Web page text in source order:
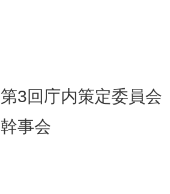
第3回庁内策定委員会
幹事会